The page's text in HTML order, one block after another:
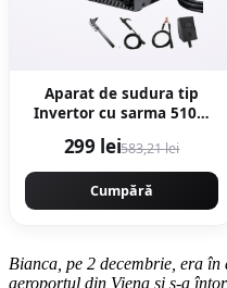
Aparat de sudura tip
Invertor cu sarma 510A,
optional) *CABLU SUDURA
2M*, afisaj digital,
ventilat, URAL MASH IGBT
TEHNOLOGY ULTRA
299 lei583,21 lei
Cumpără
Bianca, pe 2 decembrie, era
aeroportul din Viena şi s-a